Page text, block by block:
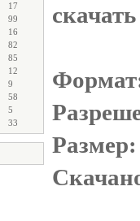
17
99
16
82
85
12
9
58
5
33